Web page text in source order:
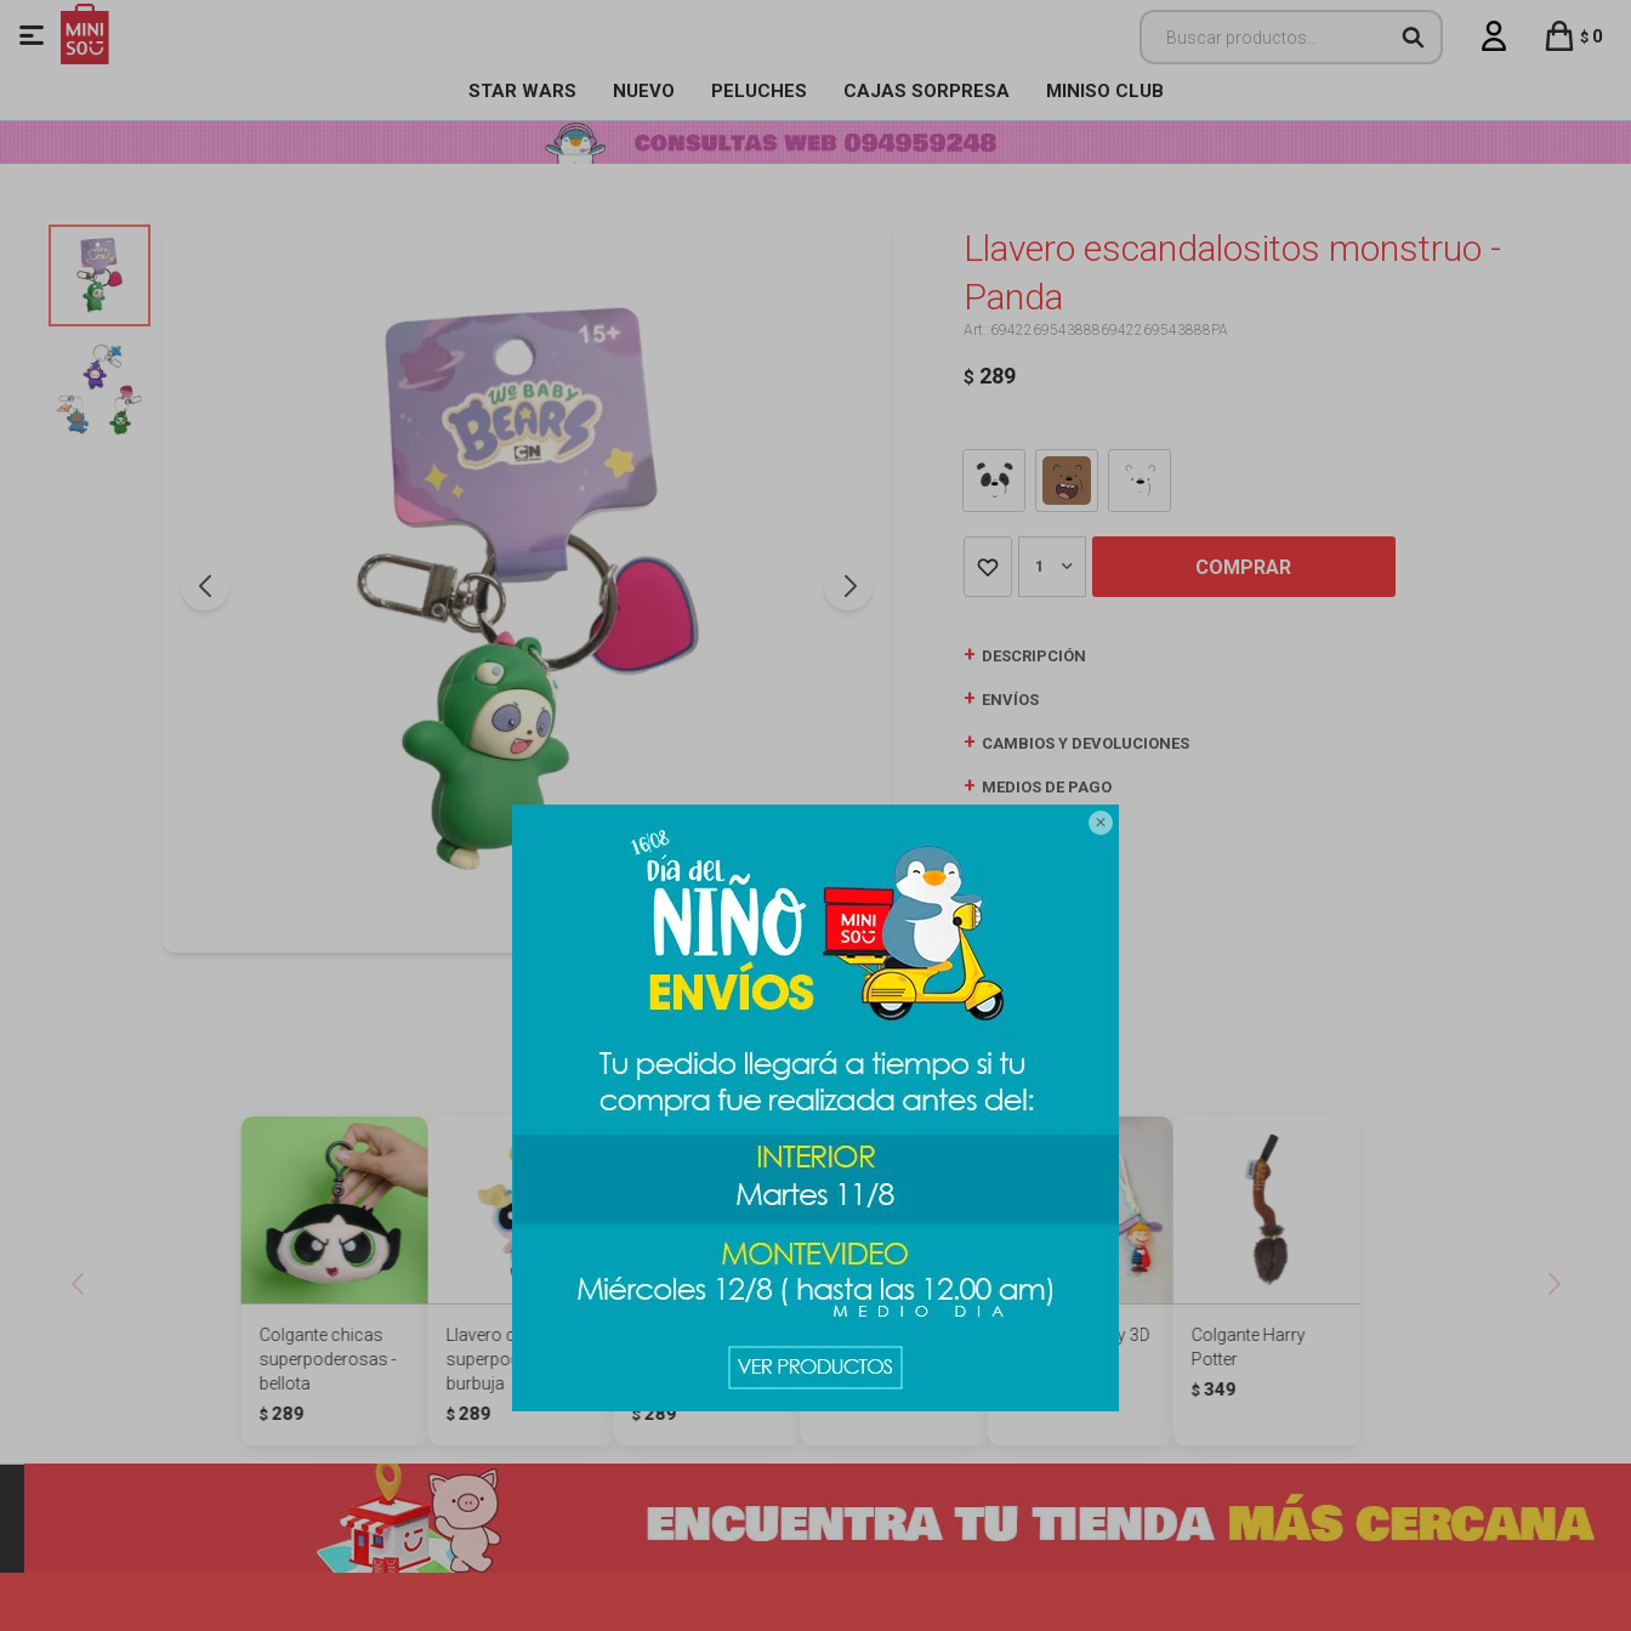

STAR WARS NUEVO PELUCHES CAJAS SORPRESA MINISO CLUB
$ 0

Llavero escandalositos monstruo -
Panda
69422695438886942269543888PA
$ 289
1 COMPRAR
DESCRIPCIÓN
ENVÍOS
CAMBIOS Y DEVOLUCIONES
MEDIOS DE PAGO
Productos que te pueden interesar
Colgante chicas
superpoderosas -
bellota
$ 289
Llavero chicas
superpoderosas -
burbuja
$ 289 $ 289
Minecraft - creeper
$ 349
Llavero Snoopy 3D
Colgante Harry
Potter
$ 349